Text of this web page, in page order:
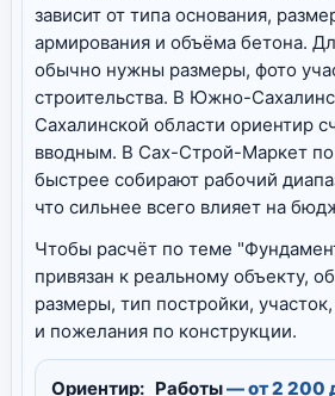
зависит от типа основания,
армирования и объёма бетона.
обычно нужны размеры, фото
строительства. В Южно-
Сахалинской области ориентир
вводным. В Сах-Строй-Маркет
быстрее собирают рабочий
что сильнее всего влияет на
Чтобы расчёт по теме
привязан к реальному объекту,
размеры, тип постройки,
и пожелания по конструкции.
Ориентир: Работы— от 2 200